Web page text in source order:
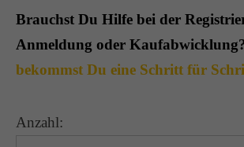
Brauchst Du Hilfe bei der
Anmeldung oder
bekommst Du eine Schritt für
Anzahl: